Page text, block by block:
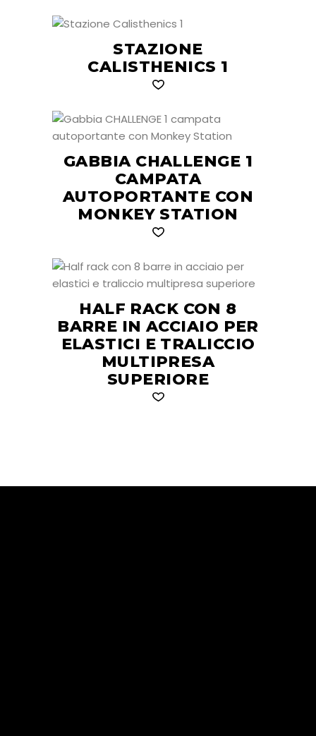
STAZIONE
CALISTHENICS 1
GABBIA CHALLENGE 1
CAMPATA
AUTOPORTANTE CON
MONKEY STATION
HALF RACK CON 8
BARRE IN ACCIAIO PER
ELASTICI E TRALICCIO
MULTIPRESA
SUPERIORE